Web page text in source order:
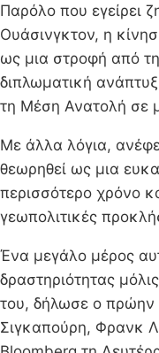
Παρόλο που εγείρει
Ουάσινγκτον, η
ως μια στροφή από
διπλωματική
τη Μέση Ανατολή σε
Με άλλα λόγια,
θεωρηθεί ως μια
περισσότερο χρόνο
γεωπολιτικές
Ένα μεγάλο μέρος
δραστηριότητας
του, δήλωσε ο
Σιγκαπούρη, Φρανκ